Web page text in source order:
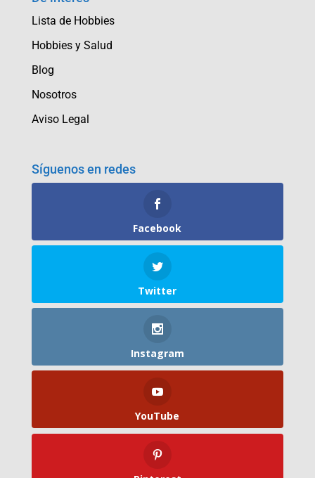
Lista de Hobbies
Hobbies y Salud
Blog
Nosotros
Aviso Legal
Síguenos en redes
Facebook
Twitter
Instagram
YouTube